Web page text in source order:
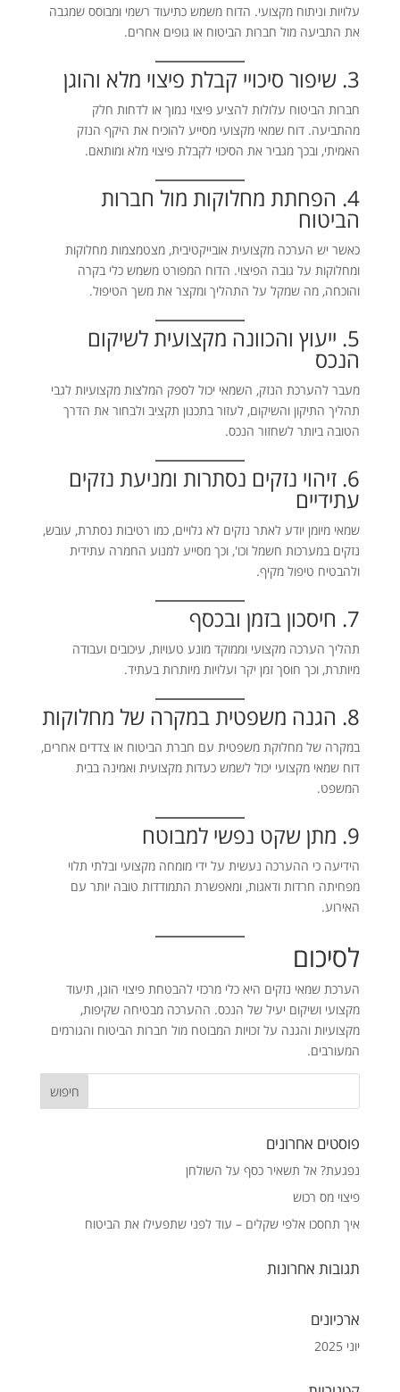
עלויות וניתוח מקצועי. הדוח משמש כתיעוד רשמי ומבוסס שמגבה
את התביעה מול חברות הביטוח או גופים אחרים.
3. שיפור סיכויי קבלת פיצוי מלא והוגן
חברות הביטוח עלולות להציע פיצוי נמוך או לדחות חלק
מהתביעה. דוח שמאי מקצועי מסייע להוכיח את היקף הנזק
האמיתי, ובכך מגביר את הסיכוי לקבלת פיצוי מלא ומותאם.
4. הפחתת מחלוקות מול חברות
הביטוח
כאשר יש הערכה מקצועית אובייקטיבית, מצטמצמות מחלוקות
ומחלוקות על גובה הפיצוי. הדוח המפורט משמש כלי בקרה
והוכחה, מה שמקל על התהליך ומקצר את משך הטיפול.
5. ייעוץ והכוונה מקצועית לשיקום
הנכס
מעבר להערכת הנזק, השמאי יכול לספק המלצות מקצועיות לגבי
תהליך התיקון והשיקום, לעזור בתכנון תקציב ולבחור את הדרך
הטובה ביותר לשחזור הנכס.
6. זיהוי נזקים נסתרות ומניעת נזקים
עתידיים
שמאי מיומן יודע לאתר נזקים לא גלויים, כמו רטיבות נסתרת, עובש,
נזקים במערכות חשמל וכו', וכך מסייע למנוע החמרה עתידית
ולהבטיח טיפול מקיף.
7. חיסכון בזמן ובכסף
תהליך הערכה מקצועי וממוקד מונע טעויות, עיכובים ועבודה
מיותרת, וכך חוסך זמן יקר ועלויות מיותרות בעתיד.
8. הגנה משפטית במקרה של מחלוקות
במקרה של מחלוקת משפטית עם חברת הביטוח או צדדים אחרים,
דוח שמאי מקצועי יכול לשמש כעדות מקצועית ואמינה בבית
המשפט.
9. מתן שקט נפשי למבוטח
הידיעה כי ההערכה נעשית על ידי מומחה מקצועי ובלתי תלוי
מפחיתה חרדות ודאגות, ומאפשרת התמודדות טובה יותר עם
האירוע.
לסיכום
הערכת שמאי נזקים היא כלי מרכזי להבטחת פיצוי הוגן, תיעוד
מקצועי ושיקום יעיל של הנכס. ההערכה מבטיחה שקיפות,
מקצועיות והגנה על זכויות המבוטח מול חברות הביטוח והגורמים
המעורבים.
פוסטים אחרונים
נפגעת? אל תשאיר כסף על השולחן
פיצוי מס רכוש
איך תחסכו אלפי שקלים – עוד לפני שתפעילו את הביטוח
תגובות אחרונות
ארכיונים
יוני 2025